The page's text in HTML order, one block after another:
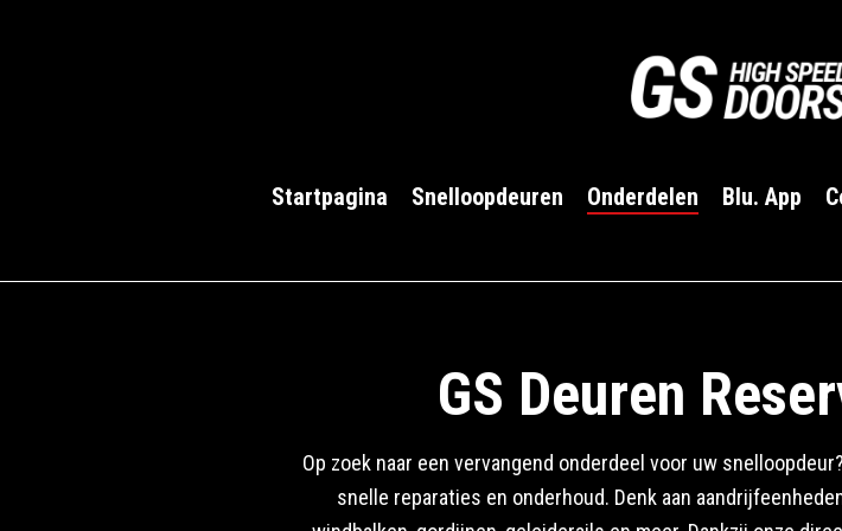
Startpagina Snelloopdeuren Onderdelen Blu. App
GS Deuren
Op zoek naar een vervangend onderdeel voor uw
snelle reparaties en onderhoud. Denk aan